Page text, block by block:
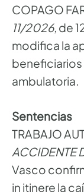
COPAGO
11/2026, de
modifica la
ambulatoria.
Sentencias
TRABAJO
ACCIDENTE
Vasco
in itinere la